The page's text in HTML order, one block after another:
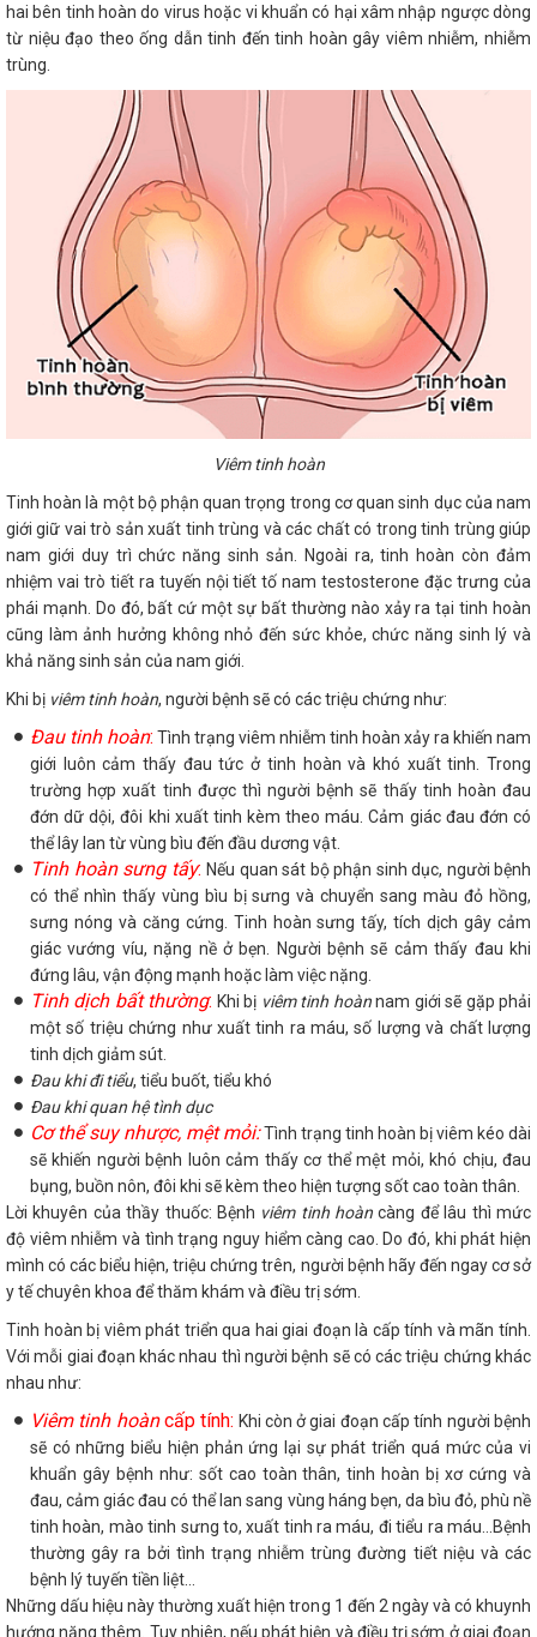
hai bên tinh hoàn do virus hoặc vi khuẩn có hại xâm nhập ngược dòng
từ niệu đạo theo ống dẫn tinh đến tinh hoàn gây viêm nhiễm, nhiễm
trùng.
Viêm tinh hoàn
Tinh hoàn là một bộ phận quan trọng trong cơ quan sinh dục của nam
giới giữ vai trò sản xuất tinh trùng và các chất có trong tinh trùng giúp
nam giới duy trì chức năng sinh sản. Ngoài ra, tinh hoàn còn đảm
nhiệm vai trò tiết ra tuyến nội tiết tố nam testosterone đặc trưng của
phái mạnh. Do đó, bất cứ một sự bất thường nào xảy ra tại tinh hoàn
cũng làm ảnh hưởng không nhỏ đến sức khỏe, chức năng sinh lý và
khả năng sinh sản của nam giới.
Khi bị viêm tinh hoàn, người bệnh sẽ có các triệu chứng như:
Đau tinh hoàn: Tình trạng viêm nhiễm tinh hoàn xảy ra khiến nam
giới luôn cảm thấy đau tức ở tinh hoàn và khó xuất tinh. Trong
trường hợp xuất tinh được thì người bệnh sẽ thấy tinh hoàn đau
đớn dữ dội, đôi khi xuất tinh kèm theo máu. Cảm giác đau đớn có
thể lây lan từ vùng bìu đến đầu dương vật.
Tinh hoàn sưng tấy: Nếu quan sát bộ phận sinh dục, người bệnh
có thể nhìn thấy vùng bìu bị sưng và chuyển sang màu đỏ hồng,
sưng nóng và căng cứng. Tinh hoàn sưng tấy, tích dịch gây cảm
giác vướng víu, nặng nề ở bẹn. Người bệnh sẽ cảm thấy đau khi
đứng lâu, vận động mạnh hoặc làm việc nặng.
Tinh dịch bất thường: Khi bị viêm tinh hoànnam giới sẽ gặp phải
một số triệu chứng như xuất tinh ra máu, số lượng và chất lượng
tinh dịch giảm sút.
Đau khi đi tiểu, tiểu buốt, tiểu khó
Đau khi quan hệ tình dục
Cơ thể suy nhược, mệt mỏi:Tình trạng tinh hoàn bị viêm kéo dài
sẽ khiến người bệnh luôn cảm thấy cơ thể mệt mỏi, khó chịu, đau
bụng, buồn nôn, đôi khi sẽ kèm theo hiện tượng sốt cao toàn thân.
Lời khuyên của thầy thuốc: Bệnh viêm tinh hoàn càng để lâu thì mức
độ viêm nhiễm và tình trạng nguy hiểm càng cao. Do đó, khi phát hiện
mình có các biểu hiện, triệu chứng trên, người bệnh hãy đến ngay cơ sở
y tế chuyên khoa để thăm khám và điều trị sớm.
Tinh hoàn bị viêm phát triển qua hai giai đoạn là cấp tính và mãn tính.
Với mỗi giai đoạn khác nhau thì người bệnh sẽ có các triệu chứng khác
nhau như:
Viêm tinh hoàncấp tính: Khi còn ở giai đoạn cấp tính người bệnh
sẽ có những biểu hiện phản ứng lại sự phát triển quá mức của vi
khuẩn gây bệnh như: sốt cao toàn thân, tinh hoàn bị xơ cứng và
đau, cảm giác đau có thể lan sang vùng háng bẹn, da bìu đỏ, phù nề
tinh hoàn, mào tinh sưng to, xuất tinh ra máu, đi tiểu ra máu...Bệnh
thường gây ra bởi tình trạng nhiễm trùng đường tiết niệu và các
bệnh lý tuyến tiền liệt…
Những dấu hiệu này thường xuất hiện trong 1 đến 2 ngày và có khuynh
hướng nặng thêm. Tuy nhiên, nếu phát hiện và điều trị sớm ở giai đoạn